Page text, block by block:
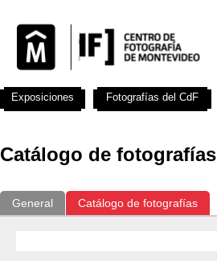
Catálogo de fotografías
General Catálogo de fotografías
Exposiciones Fotografías del CdF